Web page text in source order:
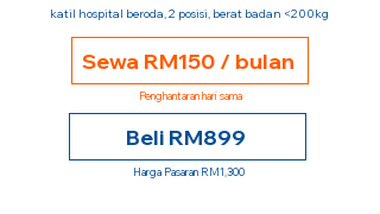
katil hospital beroda, 2 posisi, berat badan <200kg
Sewa RM150 / bulan
Penghantaran hari sama
Beli RM899
Harga Pasaran RM1,300